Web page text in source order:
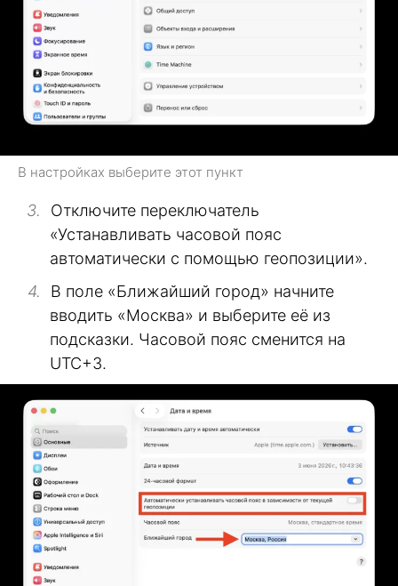
В настройках выберите этот пункт
Отключите переключатель
«Устанавливать часовой пояс
автоматически с помощью геопозиции».
В поле «Ближайший город» начните
вводить «Москва» и выберите её из
подсказки. Часовой пояс сменится на
UTC+3.